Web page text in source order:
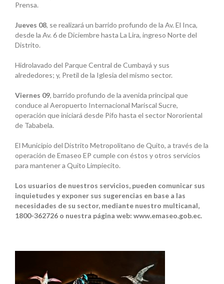
Prensa.
Jueves 08, se realizará un barrido profundo de la Av. El Inca,
desde la Av. 6 de Diciembre hasta La Lira, ingreso Norte del
Distrito.
Hidrolavado del Parque Central de Cumbayá y sus
alrededores; y, Pretil de la Iglesia del mismo sector.
Viernes 09, barrido profundo de la avenida principal que
conduce al Aeropuerto Internacional Mariscal Sucre,
operación que iniciará desde Pifo hasta el sector Nororiental
de Tababela.
El Municipio del Distrito Metropolitano de Quito, a través de la
operación de Emaseo EP cumple con éstos y otros servicios
para mantener a Quito Limpiecito.
Los usuarios de nuestros servicios, pueden comunicar sus
inquietudes y exponer sus sugerencias en base a las
necesidades de su sector, mediante nuestro multicanal,
1800-362726 o nuestra página web: www.emaseo.gob.ec.